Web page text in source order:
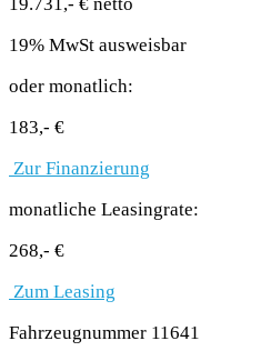
19% MwSt ausweisbar
oder monatlich:
183,- €
Zur Finanzierung
monatliche Leasingrate:
268,- €
Zum Leasing
Fahrzeugnummer 11641